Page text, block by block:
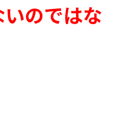
のではな